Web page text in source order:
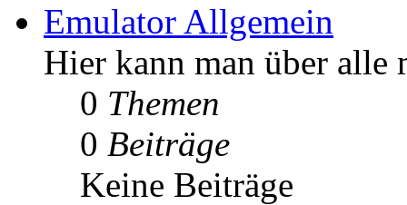
Emulator Allgemein
Hier kann man über alle
0 Themen
0 Beiträge
Keine Beiträge